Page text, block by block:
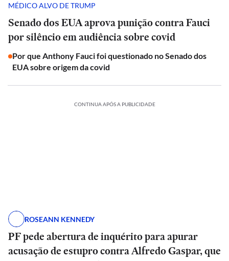
MÉDICO ALVO DE TRUMP
Senado dos EUA aprova punição contra Fauci
por silêncio em audiência sobre covid
Por que Anthony Fauci foi questionado no Senado dos
EUA sobre origem da covid
CONTINUA APÓS A PUBLICIDADE
ROSEANN KENNEDY
PF pede abertura de inquérito para apurar
acusação de estupro contra Alfredo Gaspar, que